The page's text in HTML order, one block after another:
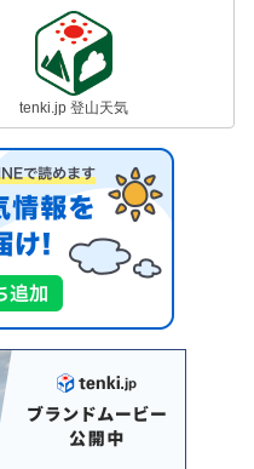
tenki.jp 登山天気